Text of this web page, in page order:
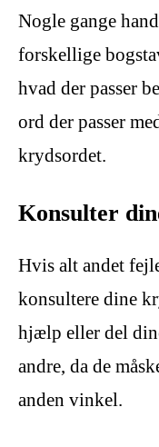
Nogle gange
forskellige
hvad der passer
ord der passer
krydsordet.
Konsulter
Hvis alt andet
konsultere dine
hjælp eller del
andre, da de
anden vinkel.